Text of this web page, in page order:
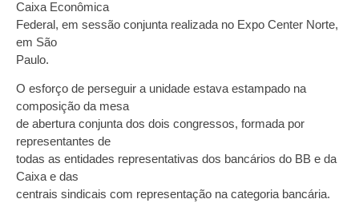
Caixa Econômica
Federal, em sessão conjunta realizada no Expo Center Norte,
em São
Paulo.
O esforço de perseguir a unidade estava estampado na
composição da mesa
de abertura conjunta dos dois congressos, formada por
representantes de
todas as entidades representativas dos bancários do BB e da
Caixa e das
centrais sindicais com representação na categoria bancária.